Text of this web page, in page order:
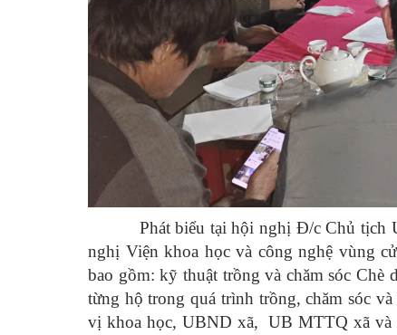
Phát biểu tại hội nghị Đ/c Chủ tịch
nghị Viện khoa học và công nghệ vùng
bao gồm: kỹ thuật trồng và chăm sóc
từng hộ trong quá trình trồng, chăm sóc
vị khoa học, UBND xã, UB MTTQ xã và